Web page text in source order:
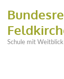
Schule mit Weitblick